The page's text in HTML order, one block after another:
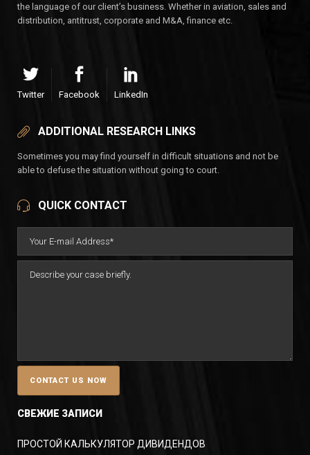
the language of our client’s business. Whether in aviation, sales and
distribution, antitrust, corporate and M&A, finance etc.
Twitter Facebook LinkedIn
ADDITIONAL RESEARCH LINKS
Sometimes you may find yourself in difficult situations and not be
able to defuse the situation without going to court.
QUICK CONTACT
СВЕЖИЕ ЗАПИСИ
ПРОСТОЙ КАЛЬКУЛЯТОР ДИВИДЕНДОВ